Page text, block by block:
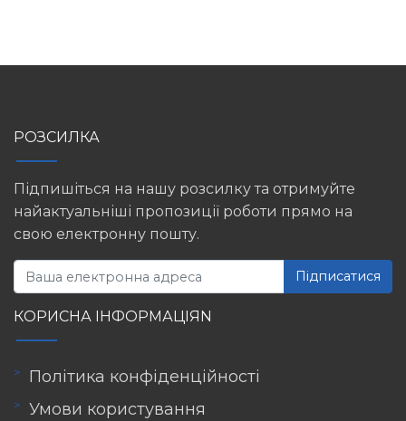
РОЗСИЛКА
Підпишіться на нашу розсилку та отримуйте
найактуальніші пропозиції роботи прямо на
свою електронну пошту.
Підписатися
КОРИСНА ІНФОРМАЦІЯN
Політика конфіденційності
Умови користування